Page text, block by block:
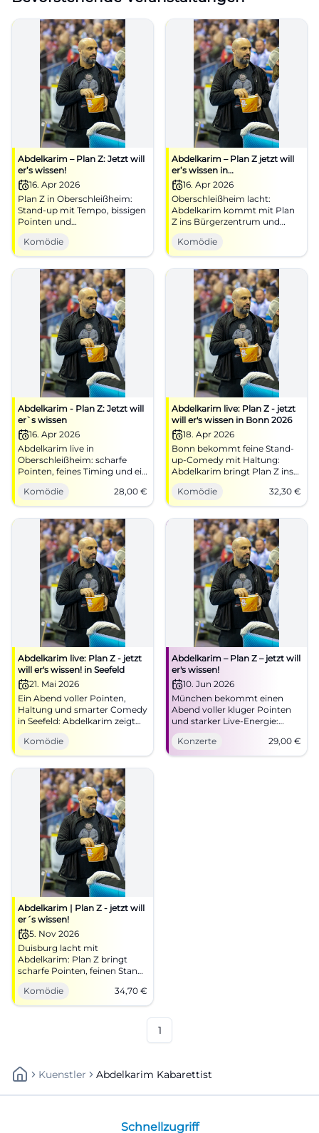
Abdelkarim – Plan Z: Jetzt will
er’s wissen!
16. Apr 2026
Plan Z in Oberschleißheim:
Stand-up mit Tempo, bissigen
Pointen und
Publikumsreaktion im Fokus.
16.04.2026, 20:00 Uhr.
Barrierefrei-Service
vorhanden. Lachen, Hirn an,
Tickets sichern! #PlanZ
Komödie
Abdelkarim – Plan Z jetzt will
er’s wissen in
Oberschleißheim
16. Apr 2026
Oberschleißheim lacht:
Abdelkarim kommt mit Plan
Z ins Bürgerzentrum und
liefert kluge Pointen mit
Tempo. Am 16.04.2026 um
20:00 Uhr. #Comedy
Komödie
Abdelkarim - Plan Z: Jetzt will
er`s wissen
16. Apr 2026
Abdelkarim live in
Oberschleißheim: scharfe
Pointen, feines Timing und ein
Abend, der Plan B alt
aussehen lässt. Jetzt Tickets
für 16.04.2026 sichern!
#Comedy
Komödie 28,00 €
Abdelkarim live: Plan Z - jetzt
will er's wissen in Bonn 2026
18. Apr 2026
Bonn bekommt feine Stand-
up-Comedy mit Haltung:
Abdelkarim bringt Plan Z ins
Haus der Springmaus. Am
18.04.2026 wird gelacht,
gestaunt und mitgedacht.
#Comedy
Komödie 32,30 €
Abdelkarim live: Plan Z - jetzt
will er's wissen! in Seefeld
21. Mai 2026
Ein Abend voller Pointen,
Haltung und smarter Comedy
in Seefeld: Abdelkarim zeigt
Plan Z live im Saal Peter &
Paul. 21.05.2026, Einlass 19:30
Uhr. Jetzt Plätze sichern!
#Comedy
Komödie
Abdelkarim – Plan Z – jetzt will
er's wissen!
10. Jun 2026
München bekommt einen
Abend voller kluger Pointen
und starker Live-Energie:
Abdelkarim gastiert mit Plan
Z im Lustspielhaus. #Comedy
#München
Konzerte 29,00 €
Abdelkarim | Plan Z - jetzt will
er´s wissen!
5. Nov 2026
Duisburg lacht mit
Abdelkarim: Plan Z bringt
scharfe Pointen, feinen Stand-
up und starke Live-Energie in
die Rheinhausen-Halle.
#Comedy
Komödie 34,70 €
1
Kuenstler Abdelkarim Kabarettist
Schnellzugriff